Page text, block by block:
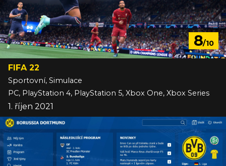
8/10
FIFA 22
Sportovní, Simulace
PC, PlayStation 4, PlayStation 5, Xbox One, Xbox Series
1. říjen 2021